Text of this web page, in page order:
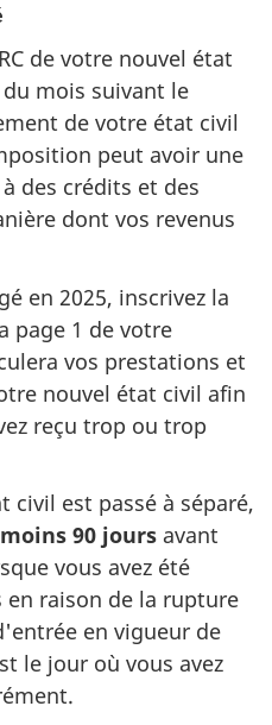
de votre nouvel état
mois suivant le
de votre état civil
peut avoir une
des crédits et des
dont vos revenus
en 2025, inscrivez la
page 1 de votre
vos prestations et
nouvel état civil afin
reçu trop ou trop
civil est passé à séparé,
90 jours avant
vous avez été
en raison de la rupture
en vigueur de
le jour où vous avez